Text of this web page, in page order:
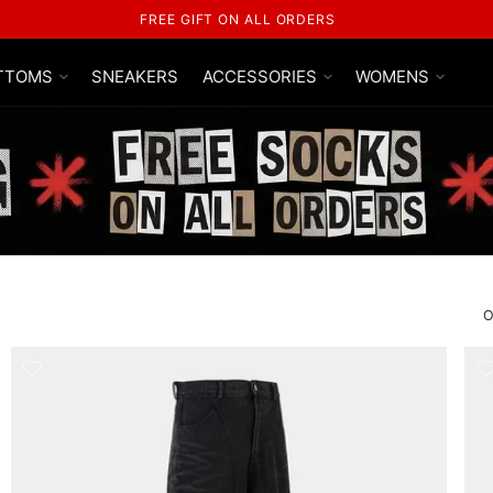
FREE SHIPPING ON ALL ORDERS
SNEAKERS ACCESSORIES WOMENS